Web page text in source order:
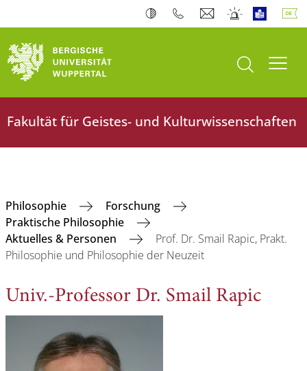
Suche öffnen
Fakultät für Geistes- und Kulturwissenschaften
Philosophie
Forschung
Praktische Philosophie
Aktuelles & Personen
Prof. Dr. Smail Rapic, Prakt.
Philosophie und Philosophie der Neuzeit
Univ.-Professor Dr. Smail Rapic